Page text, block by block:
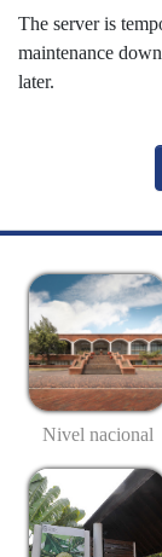
The server is
maintenance
later.
Nivel nacional